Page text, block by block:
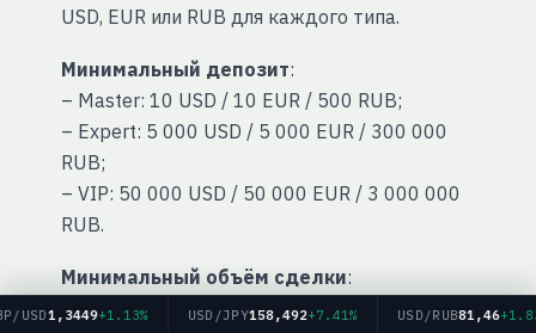
USD, EUR или RUB для каждого типа.
Минимальный депозит:
– Master: 10 USD / 10 EUR / 500 RUB;
– Expert: 5 000 USD / 5 000 EUR / 300 000
RUB;
– VIP: 50 000 USD / 50 000 EUR / 3 000 000
RUB.
Минимальный объём сделки:
– на Master: 0,01 лота (1 000 единиц
1,3449+1.13% USD/JPY158,492+7.41% USD/RUB81,46+1.83%